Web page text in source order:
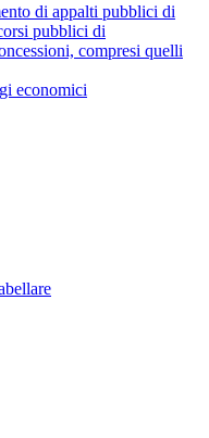
di appalti pubblici di
pubblici di
compresi quelli
economici